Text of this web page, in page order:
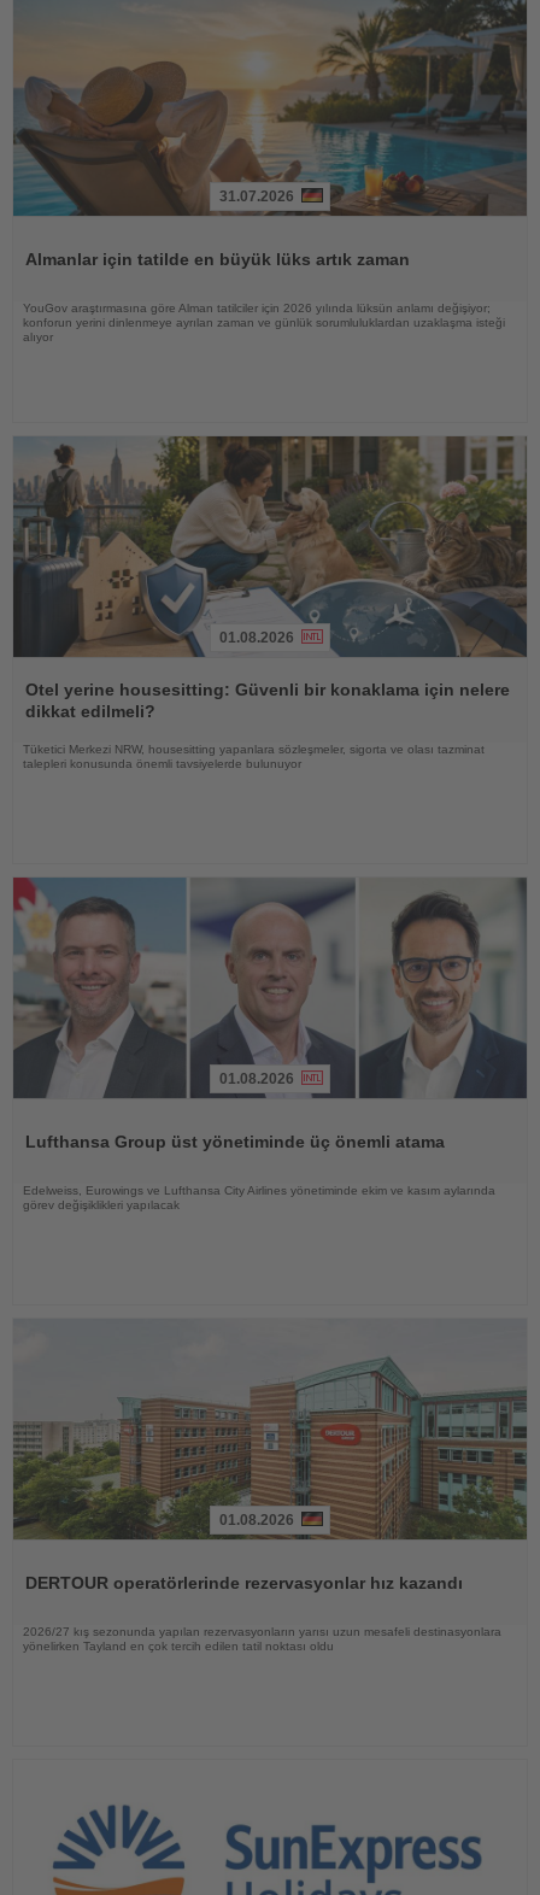
31.07.2026
Almanlar için tatilde en büyük lüks artık zaman
YouGov araştırmasına göre Alman tatilciler için 2026 yılında lüksün anlamı değişiyor;
konforun yerini dinlenmeye ayrılan zaman ve günlük sorumluluklardan uzaklaşma isteği
alıyor
Oku
01.08.2026
Otel yerine housesitting: Güvenli bir konaklama için nelere
dikkat edilmeli?
Tüketici Merkezi NRW, housesitting yapanlara sözleşmeler, sigorta ve olası tazminat
talepleri konusunda önemli tavsiyelerde bulunuyor
01.08.2026
Lufthansa Group üst yönetiminde üç önemli atama
Edelweiss, Eurowings ve Lufthansa City Airlines yönetiminde ekim ve kasım aylarında
görev değişiklikleri yapılacak
01.08.2026
DERTOUR operatörlerinde rezervasyonlar hız kazandı
2026/27 kış sezonunda yapılan rezervasyonların yarısı uzun mesafeli destinasyonlara
yönelirken Tayland en çok tercih edilen tatil noktası oldu